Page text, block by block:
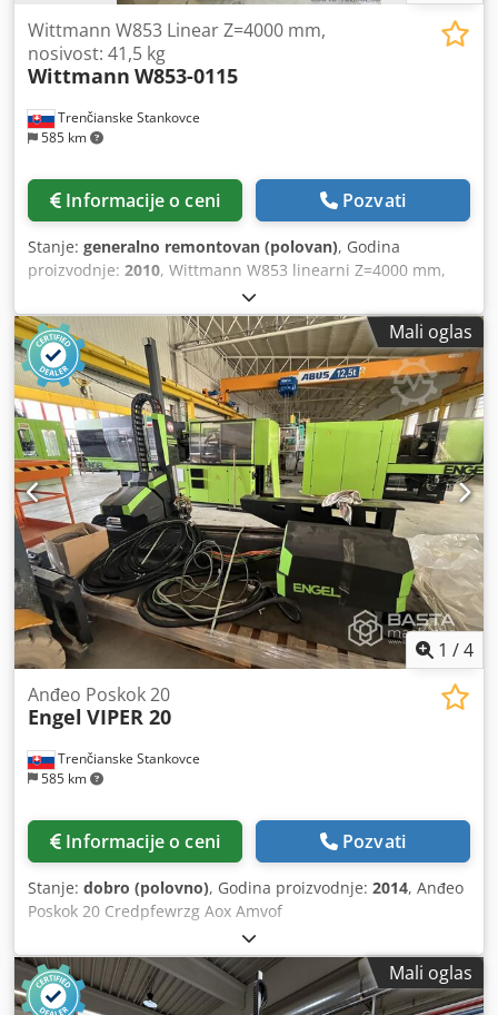
Trenčianske Stankovce
585 km
Wittmann W853 Linear Z=4000 mm,
nosivost: 41,5 kg
Wittmann W853-0115
Informacije o ceni Pozvati
Stanje: generalno remontovan (polovan), Godina
proizvodnje: 2010, Wittmann W853 linearni Z=4000 mm,
nosivost: 41,5 kg Codpfjwnfmfsx Amvjrf Broj osa: 3 X: 1500
mm Y: 2600 mm Z: 4000 mm + pneumatska C-os Domet:
4000 mm Nosivost: 41 kg Robot poseduje NOVU CPU i nove
baterije, i temeljno je testiran od strane Wittmann
tehničara u našem izložbenom prostoru.
Mali oglas
1 /4
Trenčianske Stankovce
585 km
Anđeo Poskok 20
Engel VIPER 20
Informacije o ceni Pozvati
Stanje: dobro (polovno), Godina proizvodnje: 2014, Anđeo
Poskok 20 Credpfewrzg Aox Amvof
Mali oglas